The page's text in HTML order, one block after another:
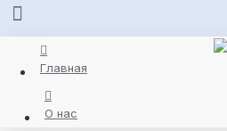
Главная
О нас